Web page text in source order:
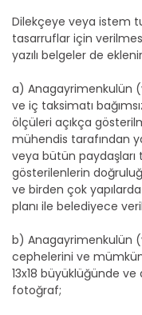
Dilekçeye veya istem
tasarruflar için
yazılı belgeler de
a) Anagayrimenkulün
ve iç taksimatı
ölçüleri açıkça
mühendis tarafından
veya bütün
gösterilenlerin
ve birden çok
planı ile belediyece
b) Anagayrimenkulün
cephelerini ve
13x18 büyüklüğünde
fotoğraf;